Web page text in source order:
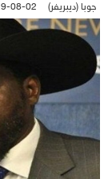
جوبا (ديبريفر) 2019-08-02 |